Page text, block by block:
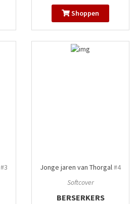
Shoppen
#3
Jonge jaren van Thorgal#4
Softcover
BERSERKERS